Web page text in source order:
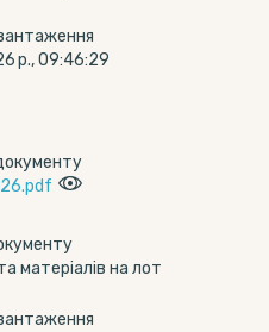
р., 09:46:29
матеріалів на лот